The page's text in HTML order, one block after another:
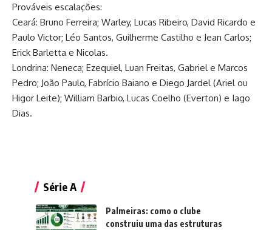
Prováveis escalações:
Ceará: Bruno Ferreira; Warley, Lucas Ribeiro, David Ricardo e
Paulo Victor; Léo Santos, Guilherme Castilho e Jean Carlos;
Erick Barletta e Nicolas.
Londrina: Neneca; Ezequiel, Luan Freitas, Gabriel e Marcos
Pedro; João Paulo, Fabrício Baiano e Diego Jardel (Ariel ou
Higor Leite); William Barbio, Lucas Coelho (Everton) e Iago
Dias.
Série A
Palmeiras: como o clube
construiu uma das estruturas